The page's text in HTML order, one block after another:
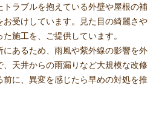
ラブルを抱えている外壁や屋根の補
受けしています。見た目の綺麗さや
施工を、ご提供しています。
あるため、雨風や紫外線の影響を外
天井からの雨漏りなど大規模な改修
に、異変を感じたら早めの対処を推